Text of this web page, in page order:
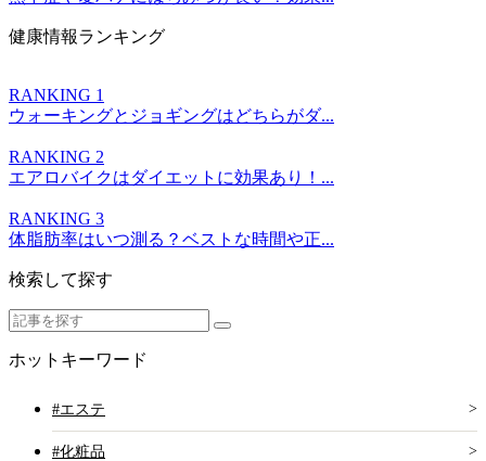
健康情報ランキング
RANKING 1
ウォーキングとジョギングはどちらがダ...
RANKING 2
エアロバイクはダイエットに効果あり！...
RANKING 3
体脂肪率はいつ測る？ベストな時間や正...
検索して探す
ホットキーワード
#エステ
#化粧品